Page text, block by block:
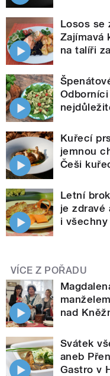
Losos se
Zajímavá
na talíři
Kuřecí
jemnou
Češi
Letní
je zdravé
i
VÍCE Z POŘADU
nad
Svátek
aneb
Gastro v